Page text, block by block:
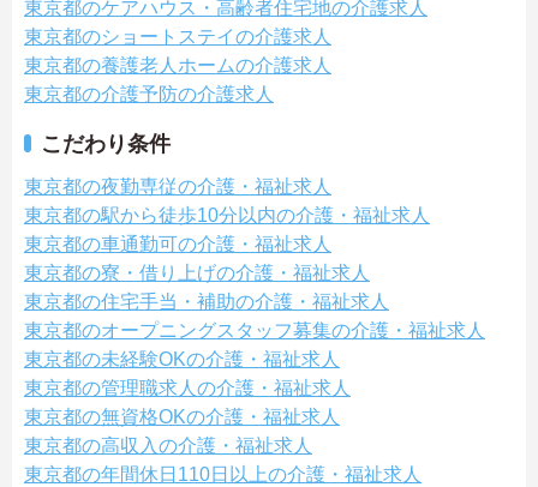
東京都のケアハウス・高齢者住宅地の介護求人
東京都のショートステイの介護求人
東京都の養護老人ホームの介護求人
東京都の介護予防の介護求人
こだわり条件
東京都の夜勤専従の介護・福祉求人
東京都の駅から徒歩10分以内の介護・福祉求人
東京都の車通勤可の介護・福祉求人
東京都の寮・借り上げの介護・福祉求人
東京都の住宅手当・補助の介護・福祉求人
東京都のオープニングスタッフ募集の介護・福祉求人
東京都の未経験OKの介護・福祉求人
東京都の管理職求人の介護・福祉求人
東京都の無資格OKの介護・福祉求人
東京都の高収入の介護・福祉求人
東京都の年間休日110日以上の介護・福祉求人